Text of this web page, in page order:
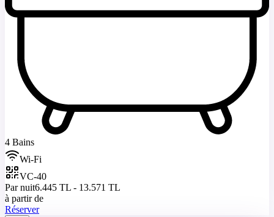
4 Bains
Wi-Fi
VC-40
Par nuit6.445 TL - 13.571 TL
à partir de
Réserver